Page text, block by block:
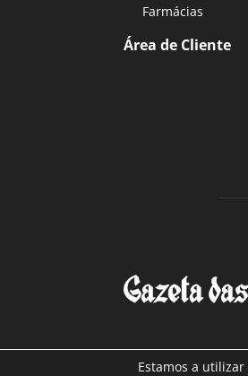
Farmácias
Área de Cliente
Estamos a